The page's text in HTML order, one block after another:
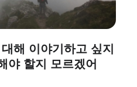
해 이야기하고 싶지
야 할지 모르겠어